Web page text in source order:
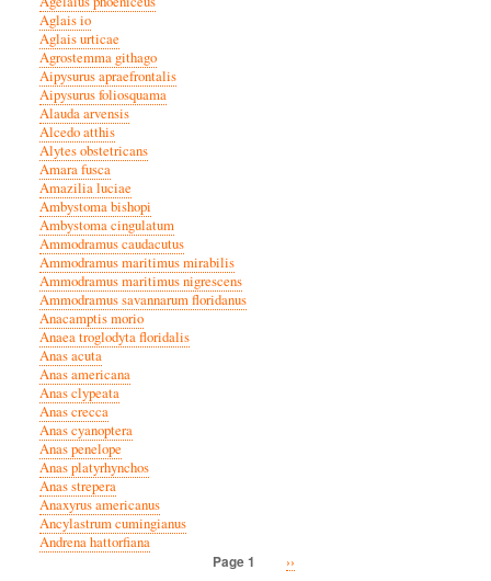
Aglais io
Aglais urticae
Agrostemma githago
Aipysurus apraefrontalis
Aipysurus foliosquama
Alauda arvensis
Alcedo atthis
Alytes obstetricans
Amara fusca
Amazilia luciae
Ambystoma bishopi
Ambystoma cingulatum
Ammodramus caudacutus
Ammodramus maritimus mirabilis
Ammodramus maritimus nigrescens
Ammodramus savannarum floridanus
Anacamptis morio
Anaea troglodyta floridalis
Anas acuta
Anas americana
Anas clypeata
Anas crecca
Anas cyanoptera
Anas penelope
Anas platyrhynchos
Anas strepera
Anaxyrus americanus
Ancylastrum cumingianus
Andrena hattorfiana
Page 1
Next
››